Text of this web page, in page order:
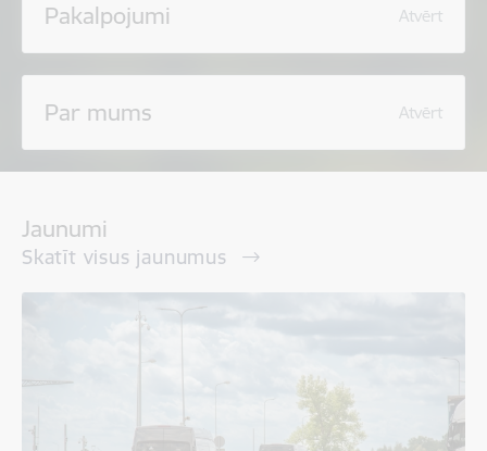
Pakalpojumi Atvērt
Par mums Atvērt
Jaunumi
Skatīt visus jaunumus